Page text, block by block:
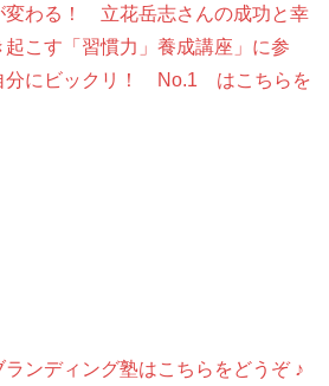
変わる！ 立花岳志さんの成功と幸
こす「習慣力」養成講座」に参
分にビックリ！ No.1 はこちらを
ンディング塾はこちらをどうぞ ♪